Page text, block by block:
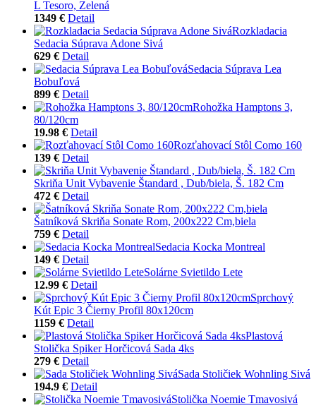
L Tesoro, Zelená
1349 € Detail
Rozkladacia
Sedacia Súprava Adone Sivá
629 € Detail
Sedacia Súprava Lea
Bobuľová
899 € Detail
Rohožka Hamptons 3,
80/120cm
19.98 € Detail
Rozťahovací Stôl Como 160
139 € Detail
Skriňa Unit Vybavenie Štandard , Dub/biela, Š. 182 Cm
472 € Detail
Šatníková Skriňa Sonate Rom, 200x222 Cm,biela
759 € Detail
Sedacia Kocka Montreal
149 € Detail
Solárne Svietildo Lete
12.99 € Detail
Sprchový
Kút Epic 3 Čierny Profil 80x120cm
1159 € Detail
Plastová
Stolička Spiker Horčicová Sada 4ks
279 € Detail
Sada Stoličiek Wohnling Sivá
194.9 € Detail
Stolička Noemie Tmavosivá